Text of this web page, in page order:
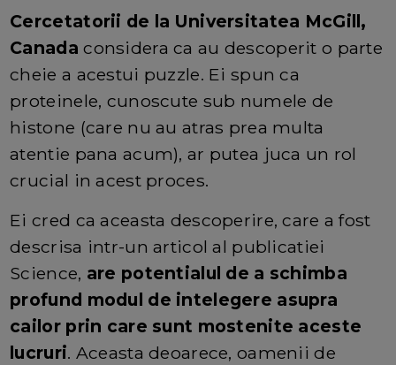
Cercetatorii de la Universitatea McGill,
Canadaconsidera ca au descoperit o parte
cheie a acestui puzzle. Ei spun ca
proteinele, cunoscute sub numele de
histone (care nu au atras prea multa
atentie pana acum), ar putea juca un rol
crucial in acest proces.
Ei cred ca aceasta descoperire, care a fost
descrisa intr-un articol al publicatiei
Science, are potentialul de a schimba
profund modul de intelegere asupra
cailor prin care sunt mostenite aceste
lucruri. Aceasta deoarece, oamenii de